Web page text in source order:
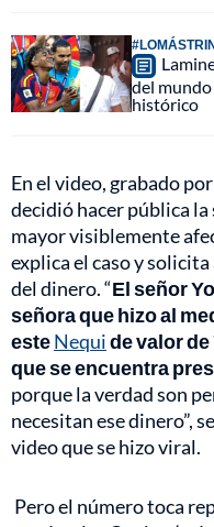
del mundo
histórico
En el video, grabado
decidió hacer pública
mayor visiblemente
explica el caso y
del dinero. “El señor
señora que hizo al
esteNequide valor
que se encuentra
porque la verdad son
necesitan ese dinero”,
video que se hizo viral.
Pero el número toca